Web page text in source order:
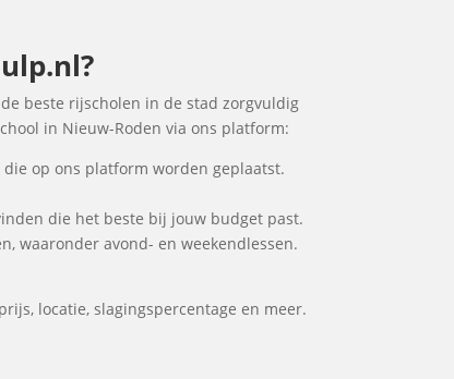
beste rijscholen in de stad zorgvuldig
in Nieuw-Roden via ons platform:
op ons platform worden geplaatst.
die het beste bij jouw budget past.
waaronder avond- en weekendlessen.
locatie, slagingspercentage en meer.